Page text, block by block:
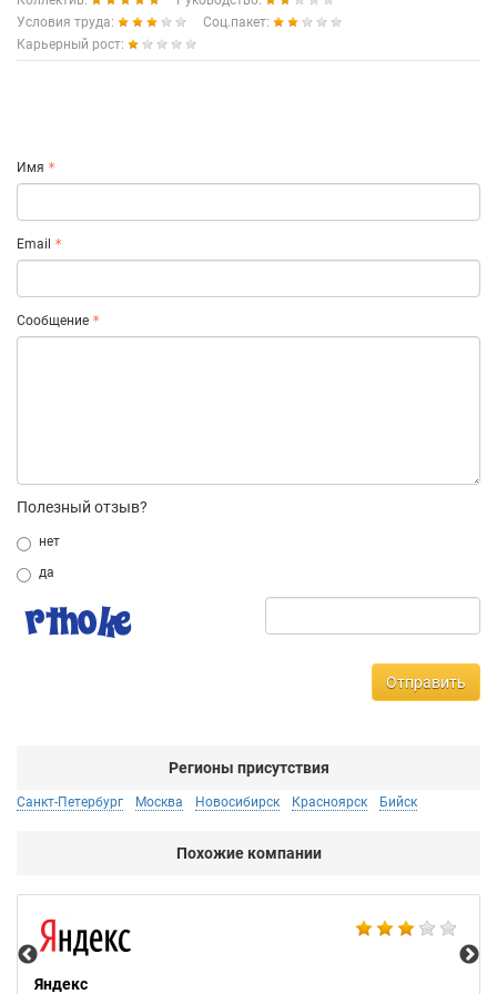
Условия труда:
Соц.пакет:
Карьерный рост:
Имя
Email
Сообщение
Полезный отзыв?
нет
да
Отправить
Регионы присутствия
Санкт-Петербург Москва Новосибирск Красноярск Бийск
Похожие компании
Яндекс